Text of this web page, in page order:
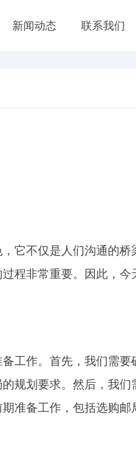
新闻动态 联系我们
它不仅是人们沟通的
程非常重要。因此，
工作。首先，我们需
规划要求。然后，我
准备工作，包括选购